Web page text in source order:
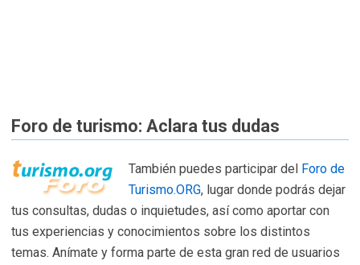
Foro de turismo: Aclara tus dudas
También puedes participar del Foro de
Turismo.ORG, lugar donde podrás dejar
tus consultas, dudas o inquietudes, así como aportar con
tus experiencias y conocimientos sobre los distintos
temas. Anímate y forma parte de esta gran red de usuarios